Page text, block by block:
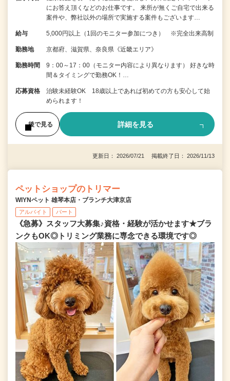
にお答え頂くなどのお仕事です。 来所が無くご自宅で出来る
案件や、弊社以外の場所で実施する案件もございます…
給与 5,000円以上（1回のモニター参加につき） ※完全出来高制
勤務地 京都府、滋賀県、奈良県《近畿エリア》
勤務時間
9：00～17：00（モニター内容により異なります） 好きな時
間＆タイミングで勤務OK！…
応募資格
治験未経験OK 18歳以上であれば初めての方も安心して始
められます！
後で見る 詳細を見る
更新日： 2026/07/21 掲載終了日： 2026/11/13
ペットショップのトリマー
WIYNペット 雄琴本店・ブランチ大津京店
アルバイト パート
《急募》スタッフ大募集♪資格・経験が活かせます★ブラ
ンクもOK◎トリミング業務に専念できる環境です◎